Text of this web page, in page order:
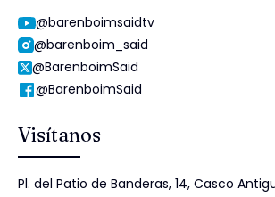
@barenboimsaidtv
@barenboim_said
@BarenboimSaid
@BarenboimSaid
Visítanos
Pl. del Patio de Banderas, 14, Casco